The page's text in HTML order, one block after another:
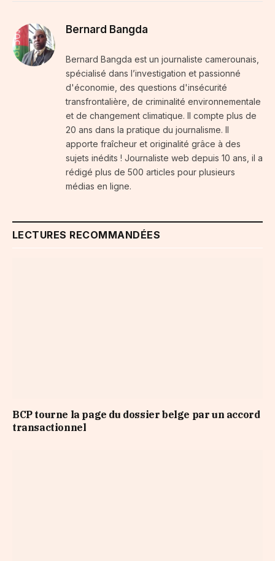
Bernard Bangda
Bernard Bangda est un journaliste camerounais,
spécialisé dans l’investigation et passionné
d'économie, des questions d'insécurité
transfrontalière, de criminalité environnementale
et de changement climatique. Il compte plus de
20 ans dans la pratique du journalisme. Il
apporte fraîcheur et originalité grâce à des
sujets inédits ! Journaliste web depuis 10 ans, il a
rédigé plus de 500 articles pour plusieurs
médias en ligne.
LECTURES RECOMMANDÉES
BCP tourne la page du dossier belge par un accord
transactionnel